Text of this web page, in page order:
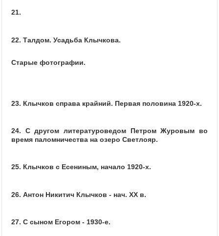
21.
22. Талдом. Усадьба Клычкова.
Старые фотографии.
23. Клычков справа крайний. Первая половина 1920-х.
24. С другом литературоведом Петром Журовым во
время паломничества на озеро Светлояр.
25. Клычков с Есениным, начало 1920-х.
26. Антон Никитич Клычков - нач. XX в.
27. С сыном Егором - 1930-е.